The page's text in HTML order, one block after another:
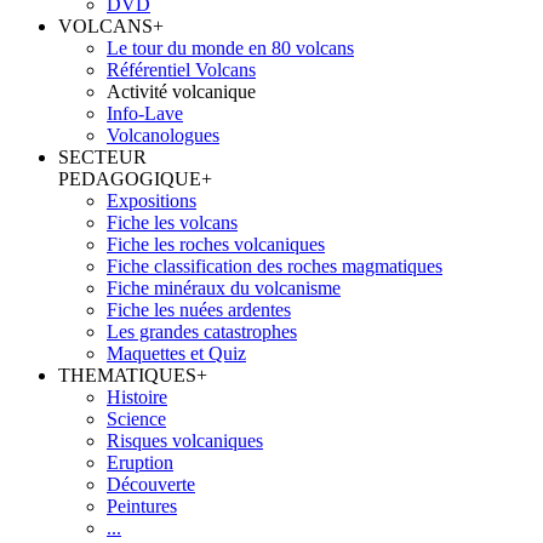
DVD
VOLCANS+
Le tour du monde en 80 volcans
Référentiel Volcans
Activité volcanique
Info-Lave
Volcanologues
SECTEUR
PEDAGOGIQUE+
Expositions
Fiche les volcans
Fiche les roches volcaniques
Fiche classification des roches magmatiques
Fiche minéraux du volcanisme
Fiche les nuées ardentes
Les grandes catastrophes
Maquettes et Quiz
THEMATIQUES+
Histoire
Science
Risques volcaniques
Eruption
Découverte
Peintures
...